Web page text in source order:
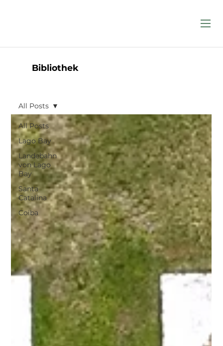
Bibliothek
All Posts
Lago Bay
Landebahn
von Lago
Bay
Santa
Catalina
Coiba
All Posts